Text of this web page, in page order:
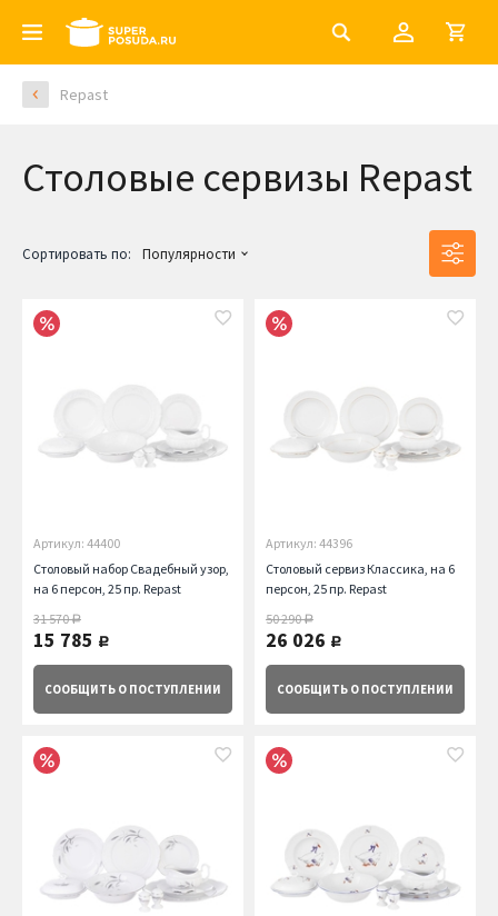
Repast
Столовые сервизы Repast
Сортировать по: Популярности
Артикул: 44400
Столовый набор Свадебный узор,
на 6 персон, 25 пр. Repast
31 570руб.
15 785 руб.
СООБЩИТЬ О ПОСТУПЛЕНИИ
Артикул: 44396
Столовый сервиз Классика, на 6
персон, 25 пр. Repast
50 290руб.
26 026 руб.
СООБЩИТЬ О ПОСТУПЛЕНИИ